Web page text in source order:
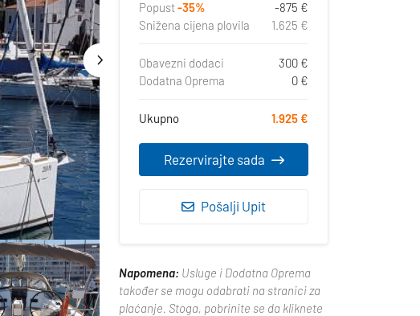
Popust-35%
-875 €
Snižena cijena plovila
1.625 €
Obavezni dodaci
300 €
Dodatna Oprema
0 €
Ukupno 1.925 €
Rezervirajte sada
Pošalji Upit
Napomena: Usluge i Dodatna Oprema
također se mogu odabrati na stranici za
plaćanje. Stoga, pobrinite se da kliknete